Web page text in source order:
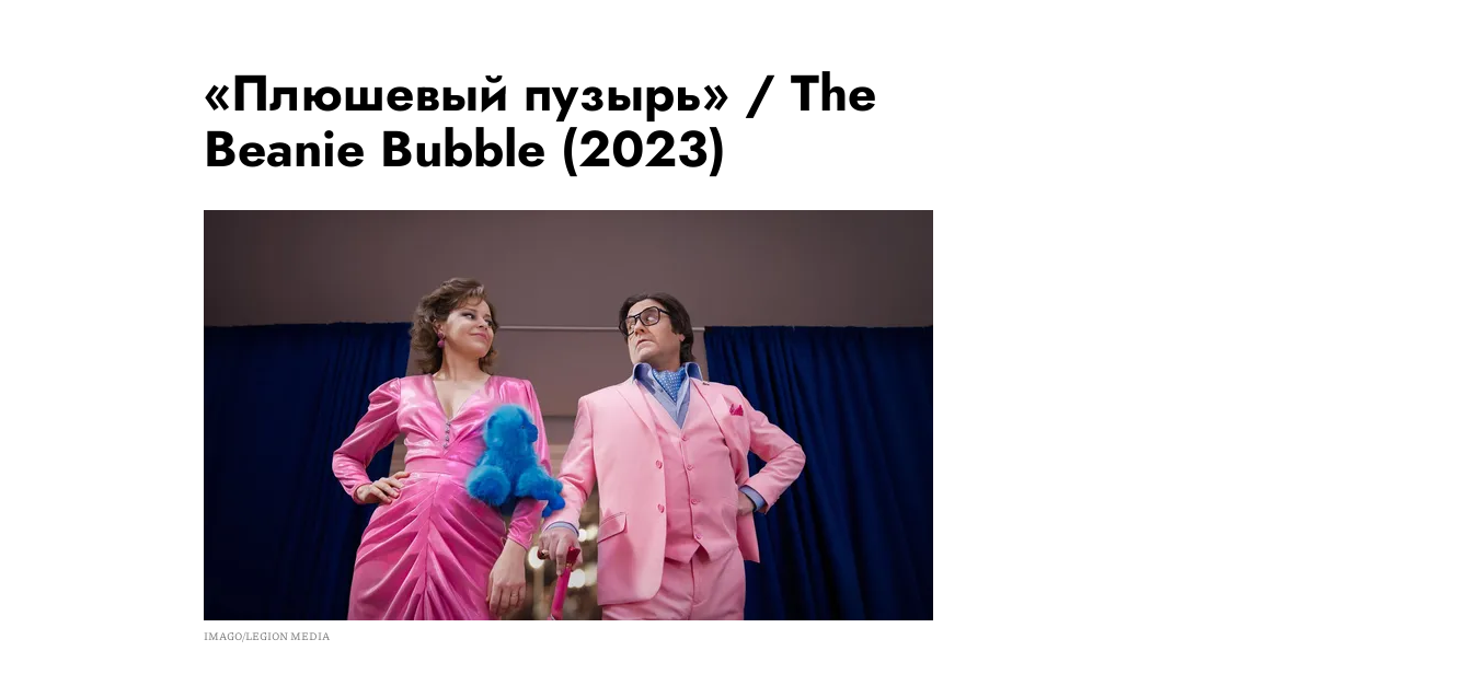
«Плюшевый пузырь» / The
Beanie Bubble (2023)
IMAGO/LEGION MEDIA